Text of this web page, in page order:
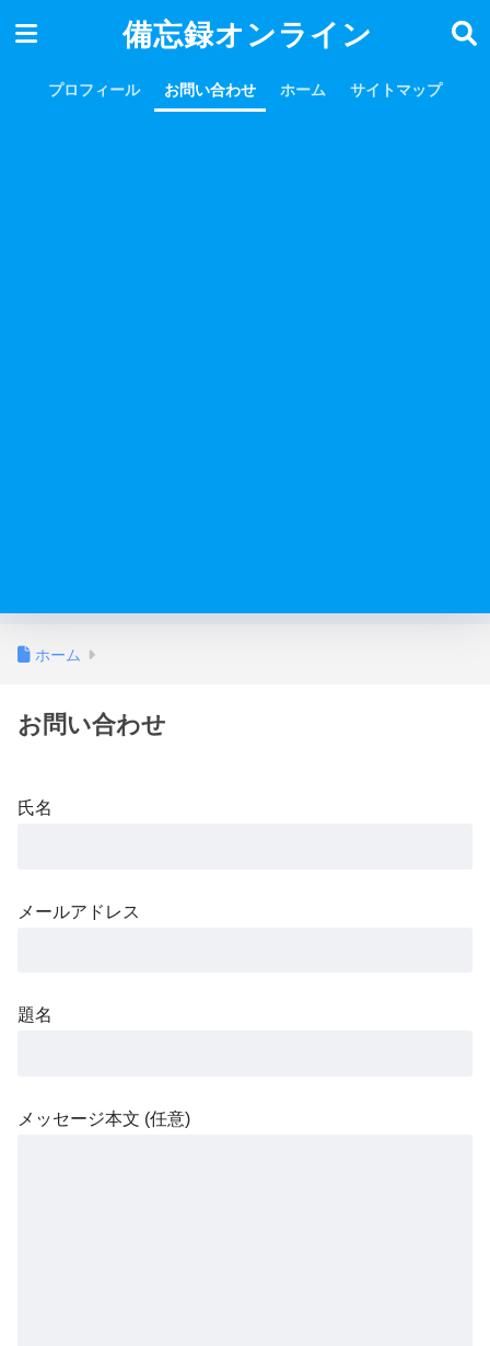
備忘録オンライン
プロフィール お問い合わせ ホーム サイトマップ
ホーム
お問い合わせ
氏名
メールアドレス
題名
メッセージ本文 (任意)